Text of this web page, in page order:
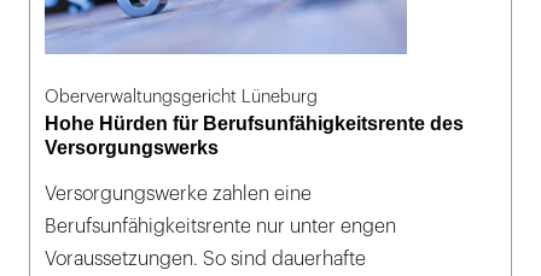
Oberverwaltungsgericht Lüneburg
Hohe Hürden für Berufsunfähigkeitsrente des
Versorgungswerks
Versorgungswerke zahlen eine
Berufsunfähigkeitsrente nur unter engen
Voraussetzungen. So sind dauerhafte